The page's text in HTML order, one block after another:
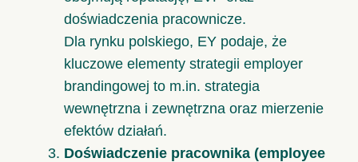
doświadczenia pracownicze.
Dla rynku polskiego, EY podaje, że
kluczowe elementy strategii employer
brandingowej to m.in. strategia
wewnętrzna i zewnętrzna oraz mierzenie
efektów działań.
Doświadczenie pracownika (employee